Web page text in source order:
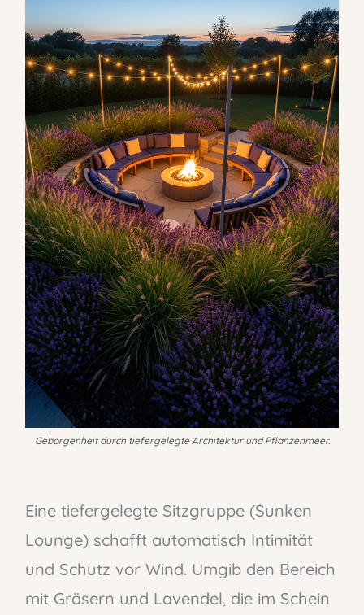
Geborgenheit durch tiefergelegte Architektur und Pflanzenmeer.
Eine tiefergelegte Sitzgruppe (Sunken
Lounge) schafft automatisch Intimität
und Schutz vor Wind. Umgib den Bereich
mit Gräsern und Lavendel, die im Schein